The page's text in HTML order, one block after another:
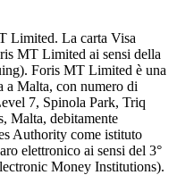
Limited. La carta Visa
MT Limited ai sensi della
Foris MT Limited è una
a Malta, con numero di
7, Spinola Park, Triq
Malta, debitamente
Authority come istituto
elettronico ai sensi del 3°
Money Institutions).